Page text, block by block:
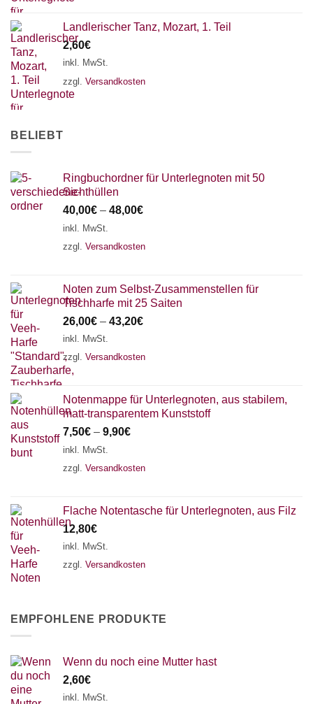
Landlerischer Tanz, Mozart, 1. Teil
2,60€
inkl. MwSt.
zzgl. Versandkosten
BELIEBT
Ringbuchordner für Unterlegnoten mit 50
Sichthüllen
40,00€ – 48,00€
inkl. MwSt.
zzgl. Versandkosten
Noten zum Selbst-Zusammenstellen für
Tischharfe mit 25 Saiten
26,00€ – 43,20€
inkl. MwSt.
zzgl. Versandkosten
Notenmappe für Unterlegnoten, aus stabilem,
matt-transparentem Kunststoff
7,50€ – 9,90€
inkl. MwSt.
zzgl. Versandkosten
Flache Notentasche für Unterlegnoten, aus Filz
12,80€
inkl. MwSt.
zzgl. Versandkosten
EMPFOHLENE PRODUKTE
Wenn du noch eine Mutter hast
2,60€
inkl. MwSt.